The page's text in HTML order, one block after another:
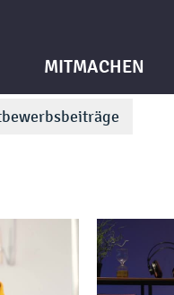
MITMACHEN